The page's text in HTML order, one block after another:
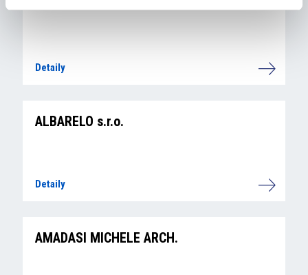
ALV HOSPITALITY GROUP s.r.o.
Detaily
ALBARELO s.r.o.
Detaily
AMADASI MICHELE ARCH.